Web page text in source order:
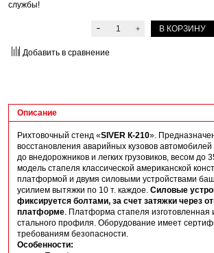
службы!
В КОРЗИНУ
Добавить в сравнение
Описание
Рихтовочный стенд «SIVER К-210».
восстановления аварийных кузовов
до внедорожников и легких грузовиков, весом до
модель стапеля классической американской
платформой и двумя силовыми устройствами
усилием вытяжки по 10 т. каждое. Силовые
фиксируется болтами, за счет затяжки через
платформе. Платформа стапеля изготовленная
стального профиля. Оборудование имеет
требованиям безопасности.
Особенности: